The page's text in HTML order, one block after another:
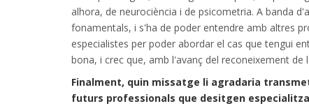
alhora, de neurociència i de psicometria. A banda
fonamentals, i s'ha de poder entendre amb altres
especialistes per poder abordar el cas que tengui
bona, i crec que, amb l'avanç del reconeixement
Finalment, quin missatge li agradaria
futurs professionals que desitgen